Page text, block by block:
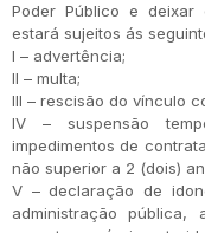
Poder Público e deixar
estará sujeitos ás
I – advertência;
II – multa;
III – rescisão do vínculo
IV – suspensão
impedimentos de
não superior a 2 (dois)
V – declaração de
administração